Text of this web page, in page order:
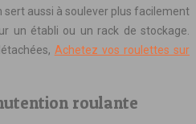
sert aussi à soulever plus facilement
un établi ou un rack de stockage.
Achetez vos roulettes sur
roulante